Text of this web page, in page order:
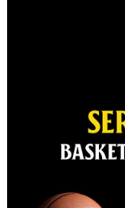
KÖP BILJETTER